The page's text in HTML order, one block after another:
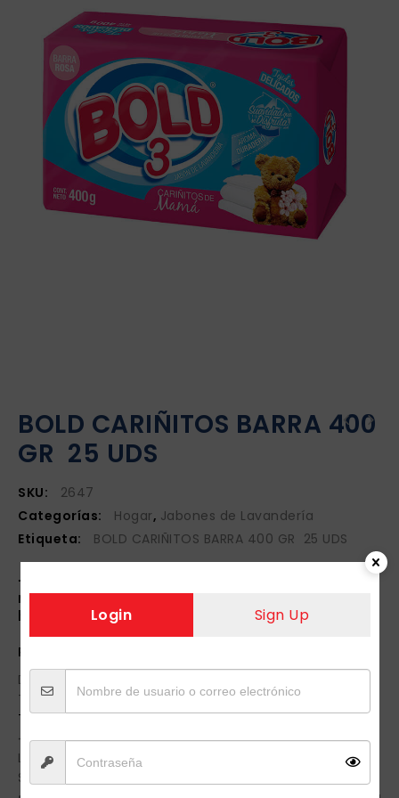
BOLD CARIÑITOS BARRA 400
GR 25 UDS
SKU:
2647
Categorías:
Hogar, Jabones de Lavandería
Etiqueta:
BOLD CARIÑITOS BARRA 400 GR 25 UDS
➙ Realiza la compra de tus productos de
manera segura desde la comodidad de tu
hogar.
PICK UP (RECOGE EN TIENDA)
Deberás acudir a recoger tu pedido en la Sucursal
Trigo con domicilio:
Trigo 1573, Colonia Jardines de la Cruz 1ra. sección
➙ Horario de atención personalizada:
Lunes a Viernes 08:00 a 16:00 hrs.
Sábado de 08:00 a 13:00 hrs.
Login Sign Up